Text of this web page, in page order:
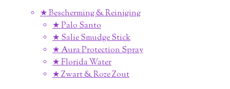
★ Bescherming & Reiniging
★ Palo Santo
★ Salie Smudge Stick
★ Aura Protection Spray
★ Florida Water
★ Zwart & Roze Zout